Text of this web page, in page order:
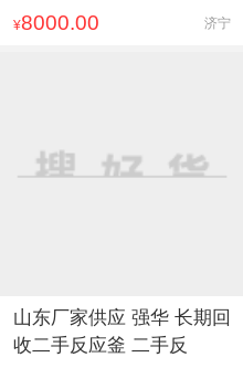
¥8000.00 济宁
山东厂家供应 强华 长期回
收二手反应釜 二手反